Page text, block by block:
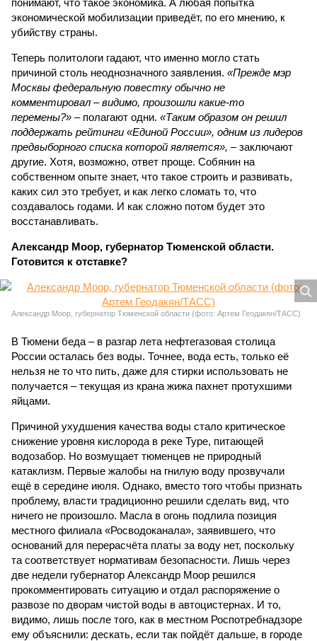
понимают, что такое экономика. А любая попытка
экономической мобилизации приведёт, по его мнению, к
убийству страны.
Теперь политологи гадают, что именно могло стать
причиной столь неоднозначного заявления. «Прежде мэр
Москвы федеральную повестку обычно не
комментировал – видимо, произошли какие-то
перемены?» – полагают одни. «Таким образом он решил
поддержать рейтинги «Единой России», одним из лидеров
предвыборного списка которой является», – заключают
другие. Хотя, возможно, ответ проще. Собянин на
собственном опыте знает, что такое строить и развивать,
каких сил это требует, и как легко сломать то, что
создавалось годами. И как сложно потом будет это
восстанавливать.
Александр Моор, губернатор Тюменской области.
Готовится к отставке?
Александр Моор, губернатор Тюменской области (фото: Артем Геодакян/ТАСС)
В Тюмени беда – в разгар лета нефтегазовая столица
России осталась без воды. Точнее, вода есть, только её
нельзя не то что пить, даже для стирки использовать не
получается – текущая из крана жижа пахнет протухшими
яйцами.
Причиной ухудшения качества воды стало критическое
снижение уровня кислорода в реке Туре, питающей
водозабор. Но возмущает тюменцев не природный
катаклизм. Первые жалобы на гнилую воду прозвучали
ещё в середине июля. Однако, вместо того чтобы признать
проблему, власти традиционно решили сделать вид, что
ничего не произошло. Масла в огонь подлила позиция
местного филиала «Росводоканала», заявившего, что
оснований для перерасчёта платы за воду нет, поскольку
та соответствует нормативам безопасности. Лишь через
две недели губернатор Александр Моор решился
прокомментировать ситуацию и отдал распоряжение о
развозе по дворам чистой воды в автоцистернах. И то,
видимо, лишь после того, как в местном Роспотребнадзоре
ему объяснили: дескать, если так пойдёт дальше, в городе